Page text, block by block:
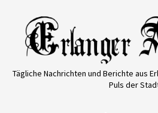
Tägliche Nachrichten und Berichte aus
Puls der